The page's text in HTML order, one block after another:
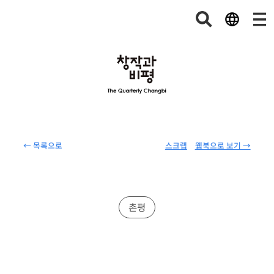
← 목록으로 웹북으로 보기 →
스크랩
촌평